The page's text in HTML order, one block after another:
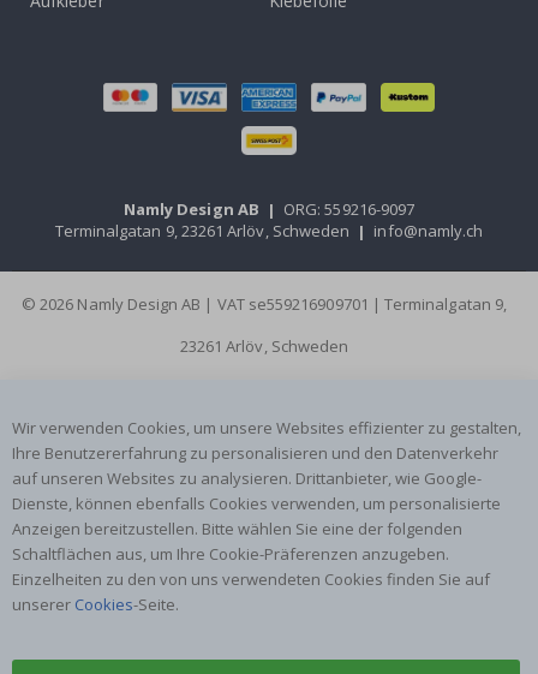
Namly Design AB | ORG: 559216-9097
Terminalgatan 9, 23261 Arlöv, Schweden | info@namly.ch
© 2026 Namly Design AB | VAT se559216909701 | Terminalgatan 9,
23261 Arlöv, Schweden
Wir verwenden Cookies, um unsere Websites effizienter zu gestalten,
Ihre Benutzererfahrung zu personalisieren und den Datenverkehr
auf unseren Websites zu analysieren. Drittanbieter, wie Google-
Dienste, können ebenfalls Cookies verwenden, um personalisierte
Anzeigen bereitzustellen. Bitte wählen Sie eine der folgenden
Schaltflächen aus, um Ihre Cookie-Präferenzen anzugeben.
Einzelheiten zu den von uns verwendeten Cookies finden Sie auf
unserer Cookies-Seite.